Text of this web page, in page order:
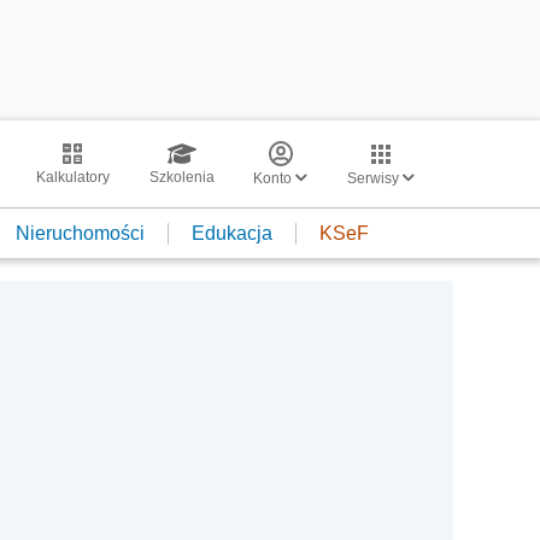
Kalkulatory Szkolenia Konto Serwisy
Nieruchomości Edukacja KSeF